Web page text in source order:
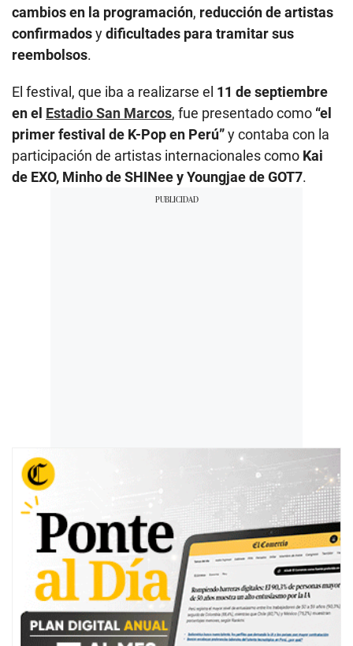
cambios en la programación, reducción de artistas
confirmadosydificultades para tramitar sus
reembolsos.
El festival, que iba a realizarse el 11 de septiembre
en el Estadio San Marcos, fue presentado como “el
primer festival de K-Pop en Perú”y contaba con la
participación de artistas internacionales como Kai
de EXO, Minho de SHINee y Youngjae de GOT7.